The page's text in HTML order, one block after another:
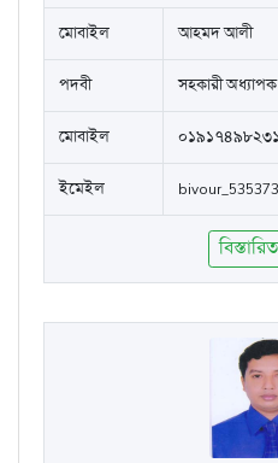
মোবাইল আহমদ আলী
পদবী সহকারী অধ্যাপক
মোবাইল ০১৯১৭৪৯৮২৩১
ইমেইল